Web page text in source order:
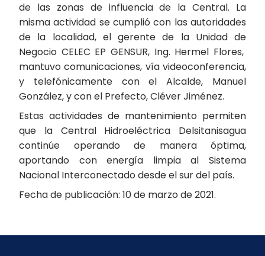
de las zonas de influencia de la Central. La
misma actividad se cumplió con las autoridades
de la localidad, el gerente de la Unidad de
Negocio CELEC EP GENSUR, Ing. Hermel Flores,
mantuvo comunicaciones, vía videoconferencia,
y telefónicamente con el Alcalde, Manuel
González, y con el Prefecto, Cléver Jiménez.
Estas actividades de mantenimiento permiten
que la Central Hidroeléctrica Delsitanisagua
continúe operando de manera óptima,
aportando con energía limpia al Sistema
Nacional Interconectado desde el sur del país.
Fecha de publicación: 10 de marzo de 2021.